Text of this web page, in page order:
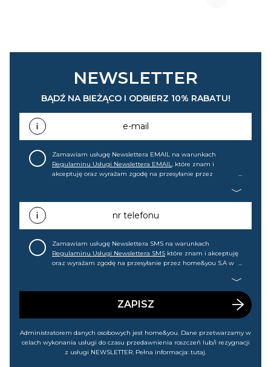
NEWSLETTER
BĄDŹ NA BIEŻĄCO I ODBIERZ 10% RABATU!
e-mail
Zamawiam usługę Newslettera EMAIL na warunkach
Regulaminu Usługi Newslettera EMAIL, które znam i
akceptuję oraz wyrażam zgodę na przesyłanie przez
promocjach, wyprzedażach). Wiem, że mogę tę zgodę w
każdej chwili cofnąć.nr telefonu
Zamawiam usługę Newslettera SMS na warunkach
Regulaminu Usługi Newslettera SMS które znam i akceptuję
oraz wyrażam zgodę na przesyłanie przez home&you S.A w
wyprzedażach). Wiem, że mogę tę zgodę w każdej chwili
ZAPISZ
Administratorem danych osobowych jest home&you. Dane przetwarzamy w
celach wykonania usługi do czasu przedawnienia roszczeń lub/i rezygnacji
z usługi NEWSLETTER. Pełna informacja: tutaj.